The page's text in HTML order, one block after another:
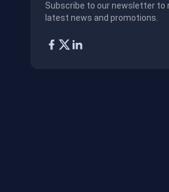
Subscribe to our newsletter to
latest news and promotions.